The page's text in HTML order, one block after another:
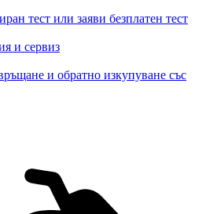
тест или заяви безплатен тест
и сервиз
и обратно изкупуване със